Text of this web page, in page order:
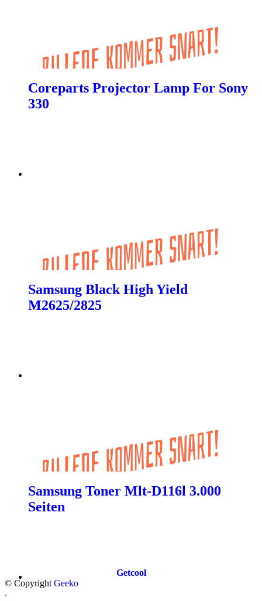
Coreparts Projector Lamp For Sony
330
Samsung Black High Yield
M2625/2825
Samsung Toner Mlt-D116l 3.000
Seiten
Getcool
© Copyright Geeko